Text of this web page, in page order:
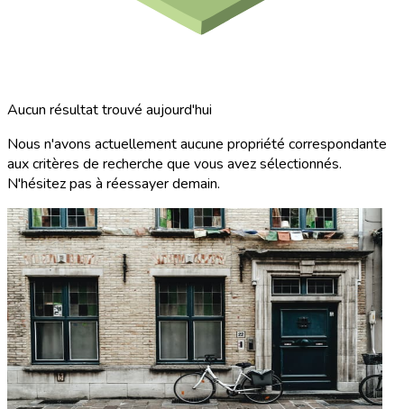
Aucun résultat trouvé aujourd'hui
Nous n'avons actuellement aucune propriété correspondante
aux critères de recherche que vous avez sélectionnés.
N'hésitez pas à réessayer demain.